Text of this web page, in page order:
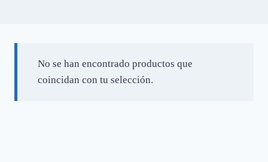
No se han encontrado productos que
coincidan con tu selección.